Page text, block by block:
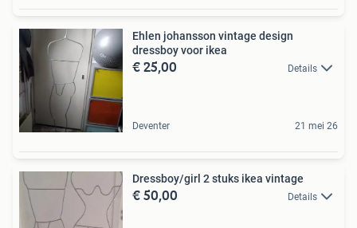
Ehlen johansson vintage design
dressboy voor ikea
€ 25,00 Details
Deventer 21 mei 26
Dressboy/girl 2 stuks ikea vintage
€ 50,00 Details